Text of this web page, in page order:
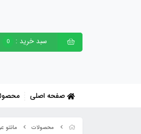
سبد خرید : 0
صفحه اصلی
محصولات مانتو